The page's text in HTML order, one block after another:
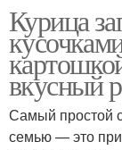
Курица
вкусный
Самый простой
семью — это